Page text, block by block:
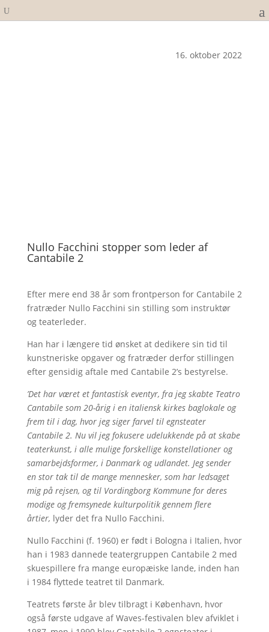
16. oktober 2022
Nullo Facchini stopper som leder af
Cantabile 2
Efter mere end 38 år som frontperson for Cantabile 2
fratræder Nullo Facchini sin stilling som instruktør
og teaterleder.
Han har i længere tid ønsket at dedikere sin tid til
kunstneriske opgaver og fratræder derfor stillingen
efter gensidig aftale med Cantabile 2’s bestyrelse.
’Det har været et fantastisk eventyr, fra jeg skabte Teatro
Cantabile som 20-årig i en italiensk kirkes baglokale og
frem til i dag, hvor jeg siger farvel til egnsteater
Cantabile 2. Nu vil jeg fokusere udelukkende på at skabe
teaterkunst, i alle mulige forskellige konstellationer og
samarbejdsformer, i Danmark og udlandet. Jeg sender
en stor tak til de mange mennesker, som har ledsaget
mig på rejsen, og til Vordingborg Kommune for deres
modige og fremsynede kulturpolitik gennem flere
årtier, lyder det fra Nullo Facchini.
Nullo Facchini (f. 1960) er født i Bologna i Italien, hvor
han i 1983 dannede teatergruppen Cantabile 2 med
skuespillere fra mange europæiske lande, inden han
i 1984 flyttede teatret til Danmark.
Teatrets første år blev tilbragt i København, hvor
også første udgave af Waves-festivalen blev afviklet i